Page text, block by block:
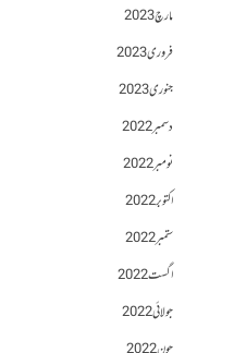
مارچ 2023
فروری 2023
جنوری 2023
دسمبر 2022
نومبر 2022
اکتوبر 2022
ستمبر 2022
اگست 2022
جولائی 2022